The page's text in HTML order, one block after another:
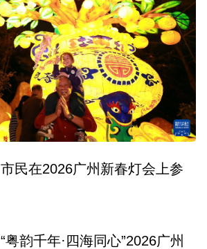
民在2026广州新春灯会上参
粤韵千年·四海同心”2026广州